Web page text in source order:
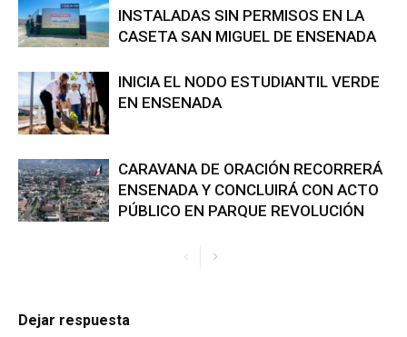
INSTALADAS SIN PERMISOS EN LA
CASETA SAN MIGUEL DE ENSENADA
INICIA EL NODO ESTUDIANTIL VERDE
EN ENSENADA
CARAVANA DE ORACIÓN RECORRERÁ
ENSENADA Y CONCLUIRÁ CON ACTO
PÚBLICO EN PARQUE REVOLUCIÓN
Dejar respuesta